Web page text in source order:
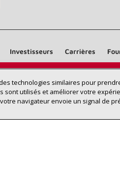
de
Investisseurs Carrières
technologies similaires pour
sont utilisés et améliorer votre
navigateur envoie un signal de